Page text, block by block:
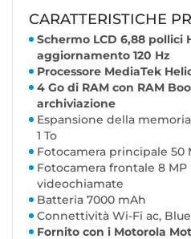
CARATTERISTICHE
Schermo LCD 6,88 pollici
aggiornamento 120 Hz
Processore MediaTek
4 Go di RAM con RAM
archiviazione
Espansione della
1 To
Fotocamera principale 50
Fotocamera frontale 8 MP
videochiamate
Batteria 7000 mAh
Connettività Wi-Fi ac,
Fornito con i Motorola